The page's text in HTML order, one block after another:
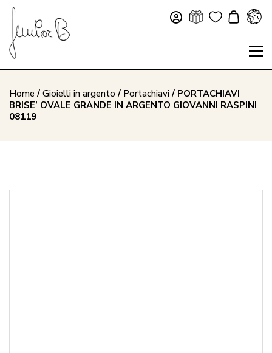
Home / Gioielli in argento / Portachiavi/ PORTACHIAVI
BRISE’ OVALE GRANDE IN ARGENTO GIOVANNI RASPINI
08119